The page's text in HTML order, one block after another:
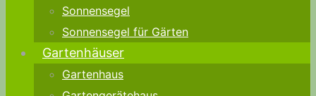
Sonnensegel
Sonnensegel für Gärten
Gartenhäuser
Gartenhaus